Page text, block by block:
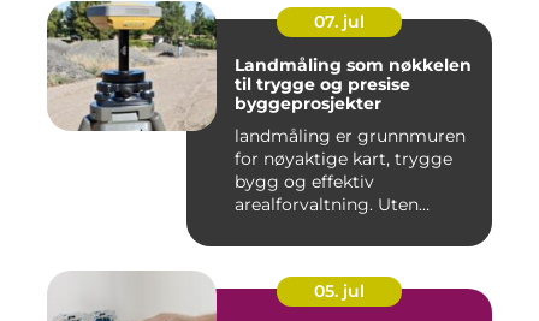
07. jul
Landmåling som nøkkelen
til trygge og presise
byggeprosjekter
landmåling er grunnmuren
for nøyaktige kart, trygge
bygg og effektiv
arealforvaltning. Uten
05. jul